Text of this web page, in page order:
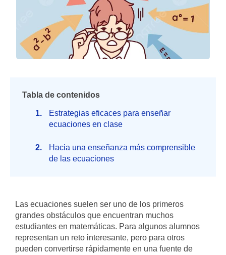
Tabla de contenidos
Estrategias eficaces para enseñar
ecuaciones en clase
Hacia una enseñanza más comprensible
de las ecuaciones
Las ecuaciones suelen ser uno de los primeros
grandes obstáculos que encuentran muchos
estudiantes en matemáticas. Para algunos alumnos
representan un reto interesante, pero para otros
pueden convertirse rápidamente en una fuente de